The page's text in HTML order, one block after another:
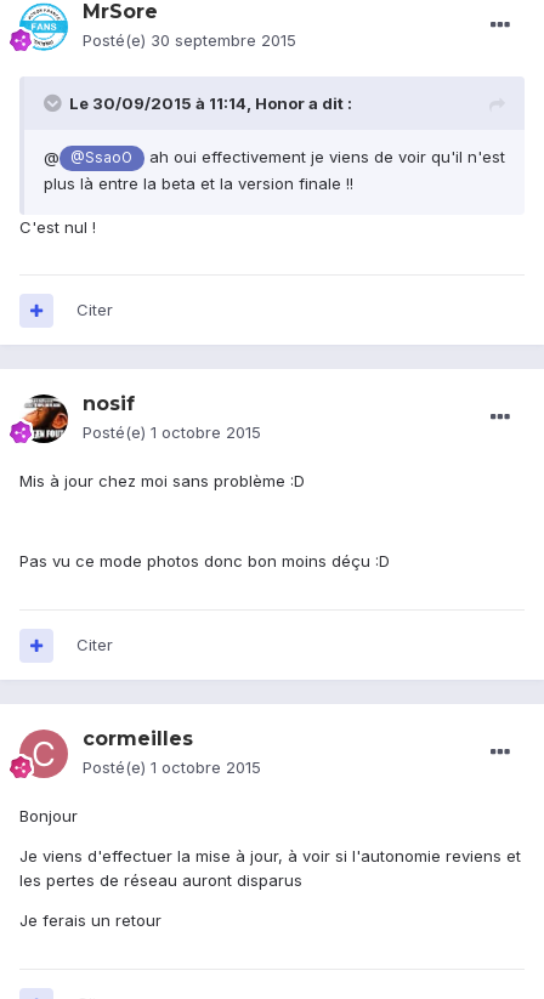
MrSore
Posté(e) 30 septembre 2015
Le 30/09/2015 à 11:14, Honor a dit :
@ @SsaoO
ah oui effectivement je viens de voir qu'il n'est
plus là entre la beta et la version finale !!
C'est nul !
Citer
nosif
Posté(e) 1 octobre 2015
Mis à jour chez moi sans problème :D
Pas vu ce mode photos donc bon moins déçu :D
Citer
cormeilles
Posté(e) 1 octobre 2015
Bonjour
Je viens d'effectuer la mise à jour, à voir si l'autonomie reviens et
les pertes de réseau auront disparus
Je ferais un retour